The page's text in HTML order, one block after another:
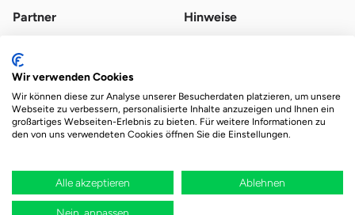
Partner
Qualitätsvoraussetzungen
Partner-Login
Hinweise
Das Ökosystem für beste Ver- und Entsorgung
Durch deine Bestellung wird regional aufgeforstet
Wir verwenden Cookies
Wir können diese zur Analyse unserer Besucherdaten platzieren, um unsere
Webseite zu verbessern, personalisierte Inhalte anzuzeigen und Ihnen ein
großartiges Webseiten-Erlebnis zu bieten. Für weitere Informationen zu
den von uns verwendeten Cookies öffnen Sie die Einstellungen.
Alle akzeptieren Ablehnen